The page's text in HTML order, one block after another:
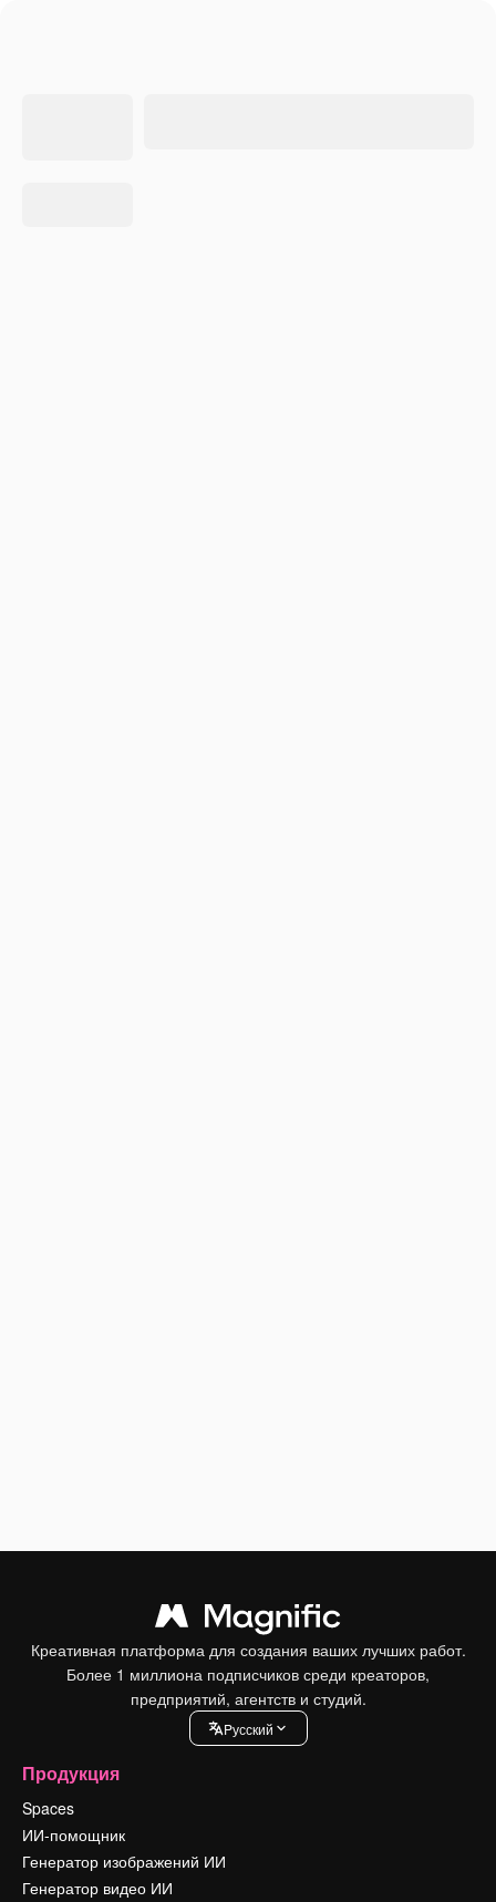
Креативная платформа для создания ваших лучших работ.
Более 1 миллиона подписчиков среди креаторов,
предприятий, агентств и студий.
Pусский
Продукция
Spaces
ИИ-помощник
Генератор изображений ИИ
Генератор видео ИИ